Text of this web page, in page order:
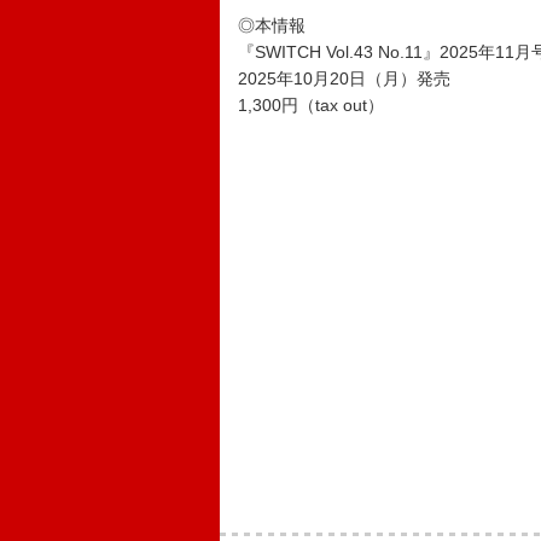
◎本情報
『SWITCH Vol.43 No.11』2025年11月
2025年10月20日（月）発売
1,300円（tax out）